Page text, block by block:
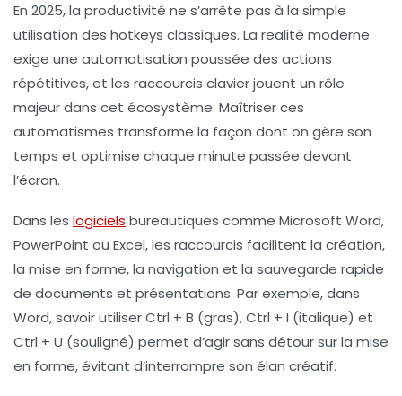
En 2025, la productivité ne s’arrête pas à la simple
utilisation des hotkeys classiques. La realité moderne
exige une automatisation poussée des actions
répétitives, et les raccourcis clavier jouent un rôle
majeur dans cet écosystème. Maîtriser ces
automatismes transforme la façon dont on gère son
temps et optimise chaque minute passée devant
l’écran.
Dans les logiciels bureautiques comme Microsoft Word,
PowerPoint ou Excel, les raccourcis facilitent la création,
la mise en forme, la navigation et la sauvegarde rapide
de documents et présentations. Par exemple, dans
Word, savoir utiliser Ctrl + B (gras), Ctrl + I (italique) et
Ctrl + U (souligné) permet d’agir sans détour sur la mise
en forme, évitant d’interrompre son élan créatif.